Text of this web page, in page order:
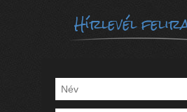
Hírlevél